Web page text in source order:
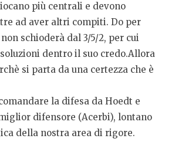
più centrali e devono
ad aver altri compiti. Do per
schioderà dal 3/5/2, per cui
dentro il suo credo.Allora
si parta da una certezza che è
la difesa da Hoedt e
difensore (Acerbi), lontano
della nostra area di rigore.